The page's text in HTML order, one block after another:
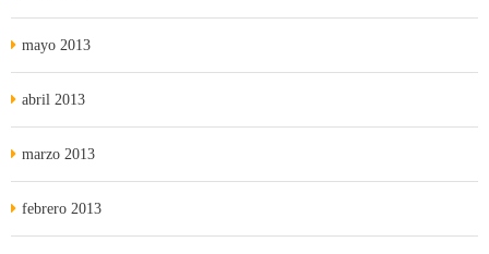
mayo 2013
abril 2013
marzo 2013
febrero 2013